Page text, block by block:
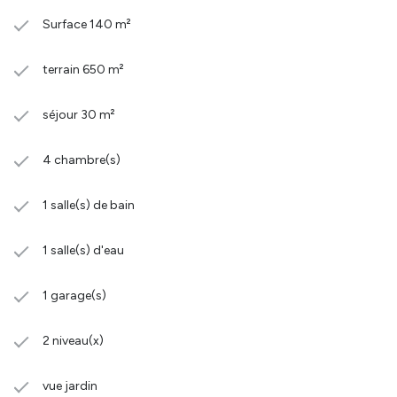
Surface 140 m²
terrain 650 m²
séjour 30 m²
4 chambre(s)
1 salle(s) de bain
1 salle(s) d'eau
1 garage(s)
2 niveau(x)
vue jardin